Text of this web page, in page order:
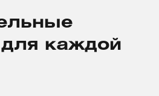
каждой